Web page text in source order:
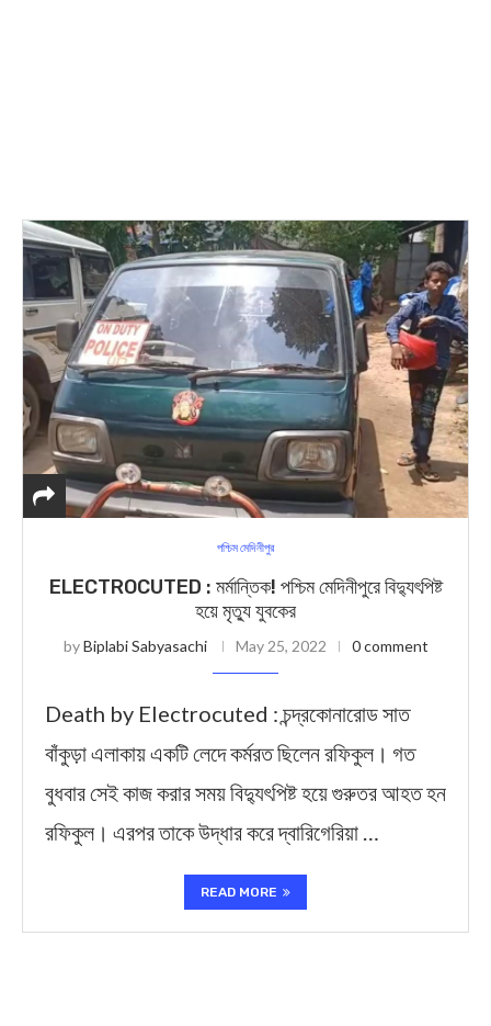
পশ্চিম মেদিনীপুর
ELECTROCUTED : মর্মান্তিক! পশ্চিম মেদিনীপুরে বিদ্যুৎপিষ্ট
হয়ে মৃত্যু যুবকের
byBiplabi Sabyasachi May 25, 2022 0 comment
Death by Electrocuted : চন্দ্রকোনারোড সাত
বাঁকুড়া এলাকায় একটি লেদে কর্মরত ছিলেন রফিকুল। গত
বুধবার সেই কাজ করার সময় বিদ্যুৎপিষ্ট হয়ে গুরুতর আহত হন
রফিকুল। এরপর তাকে উদ্ধার করে দ্বারিগেরিয়া …
READ MORE